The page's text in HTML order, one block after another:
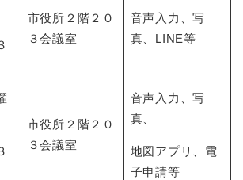
市役所２階２０
３会議室
音声入力、写
真、LINE等
市役所２階２０
３会議室
音声入力、写
真、
地図アプリ、電
子申請等